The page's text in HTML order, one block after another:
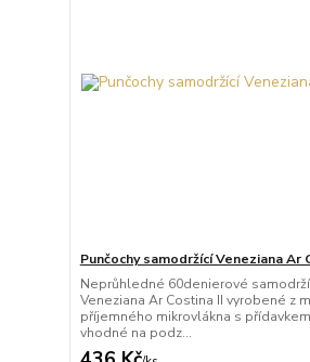
Punčochy samodržící Veneziana Ar
Neprůhledné 60denierové
Veneziana Ar Costina II vyrobené z
příjemného mikrovlákna s
vhodné na podz...